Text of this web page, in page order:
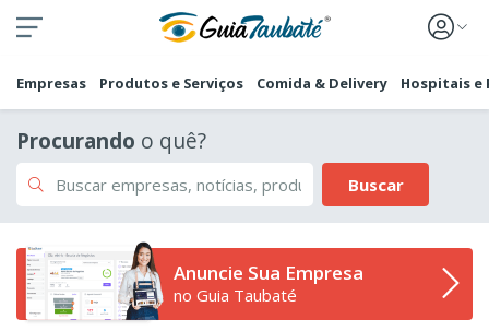
Empresas Produtos e Serviços Comida & Delivery Hospitais e
Procurando o quê?
Buscar
Anuncie Sua Empresa
no Guia Taubaté